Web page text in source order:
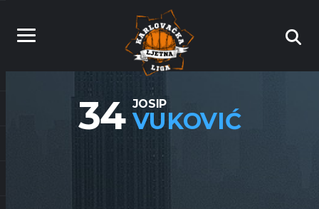
34 JOSIP
VUKOVIĆ